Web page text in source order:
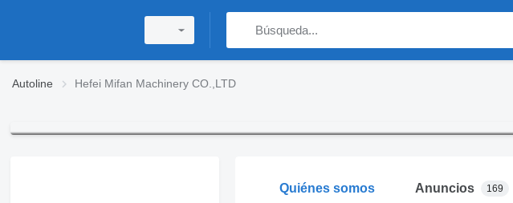
Autoline Hefei Mifan Machinery CO.,LTD
Quiénes somos Anuncios 169